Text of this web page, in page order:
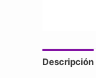
Descripción